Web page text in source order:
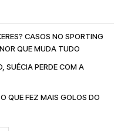
CASOS NO SPORTING
QUE MUDA TUDO
SUÉCIA PERDE COM A
QUE FEZ MAIS GOLOS DO